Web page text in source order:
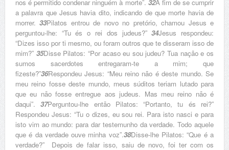
nos é permitido condenar ninguém à morte”. 32A fim de se cumprir
a palavra que Jesus havia dito, indicando de que morte havia de
morrer.33Pilatos entrou de novo no pretório, chamou Jesus e
perguntou-lhe: “Tu és o rei dos judeus?”34Jesus respondeu:
“Dizes isso por ti mesmo, ou foram outros que te disseram isso de
mim?” 35Disse Pilatos: “Por acaso eu sou judeu? Tua nação e os
sumos sacerdotes entregaram-te a mim; que
fizeste?”36Respondeu Jesus: “Meu reino não é deste mundo. Se
meu reino fosse deste mundo, meus súditos teriam lutado para
que eu não fosse entregue aos judeus. Mas meu reino não é
daqui”.37Perguntou-lhe então Pilatos: “Portanto, tu és rei?”
Respondeu Jesus: “Tu o dizes, eu sou rei. Para isto nasci e para
isto vim ao mundo: para dar testemunho da verdade. Todo aquele
que é da verdade ouve minha voz”.38Disse-lhe Pilatos: “Que é a
verdade?”
Depois de falar isso, saiu de novo, foi ter com os